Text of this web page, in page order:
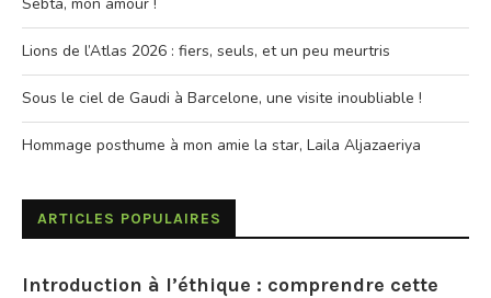
Lions de l’Atlas 2026 : fiers, seuls, et un peu meurtris
Sous le ciel de Gaudi à Barcelone, une visite inoubliable !
Hommage posthume à mon amie la star, Laila Aljazaeriya
ARTICLES POPULAIRES
Introduction à l’éthique : comprendre cette